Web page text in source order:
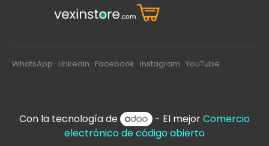
WhatsApp · LinkedIn · Facebook · Instagram · YouTube
Con la tecnología de - El mejorComercio
electrónico de código abierto